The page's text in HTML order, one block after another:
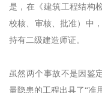
是，在《建筑工程结构
校核、审核、批准）中
持有二级建造师证。
虽然两个事故不是因鉴
量隐患的工程出具了“准